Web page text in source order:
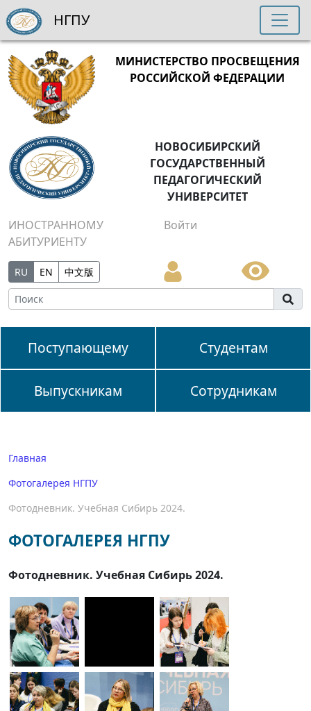
МИНИСТЕРСТВО ПРОСВЕЩЕНИЯ
РОССИЙСКОЙ ФЕДЕРАЦИИ
НОВОСИБИРСКИЙ
ГОСУДАРСТВЕННЫЙ
ПЕДАГОГИЧЕСКИЙ
УНИВЕРСИТЕТ
ИНОСТРАННОМУ
АБИТУРИЕНТУ
Войти
RU EN 中文版
Поступающему Студентам
Выпускникам Сотрудникам
НГПУ
Главная
Фотогалерея НГПУ
Фотодневник. Учебная Сибирь 2024.
ФОТОГАЛЕРЕЯ НГПУ
Фотодневник. Учебная Сибирь 2024.